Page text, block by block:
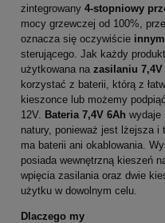
zintegrowany 4-stopniowy
mocy grzewczej od 100%,
oznacza się oczywiście
sterującego. Jak każdy
użytkowana na zasilaniu
korzystać z baterii, którą z
kieszonce lub możemy
12V. Bateria 7,4V 6Ah wydaje
natury, ponieważ jest lżejsza
ma baterii ani okablowania.
posiada wewnętrzną kieszeń
wpięcia zasilania oraz dwie
użytku w dowolnym celu.
Dlaczego my